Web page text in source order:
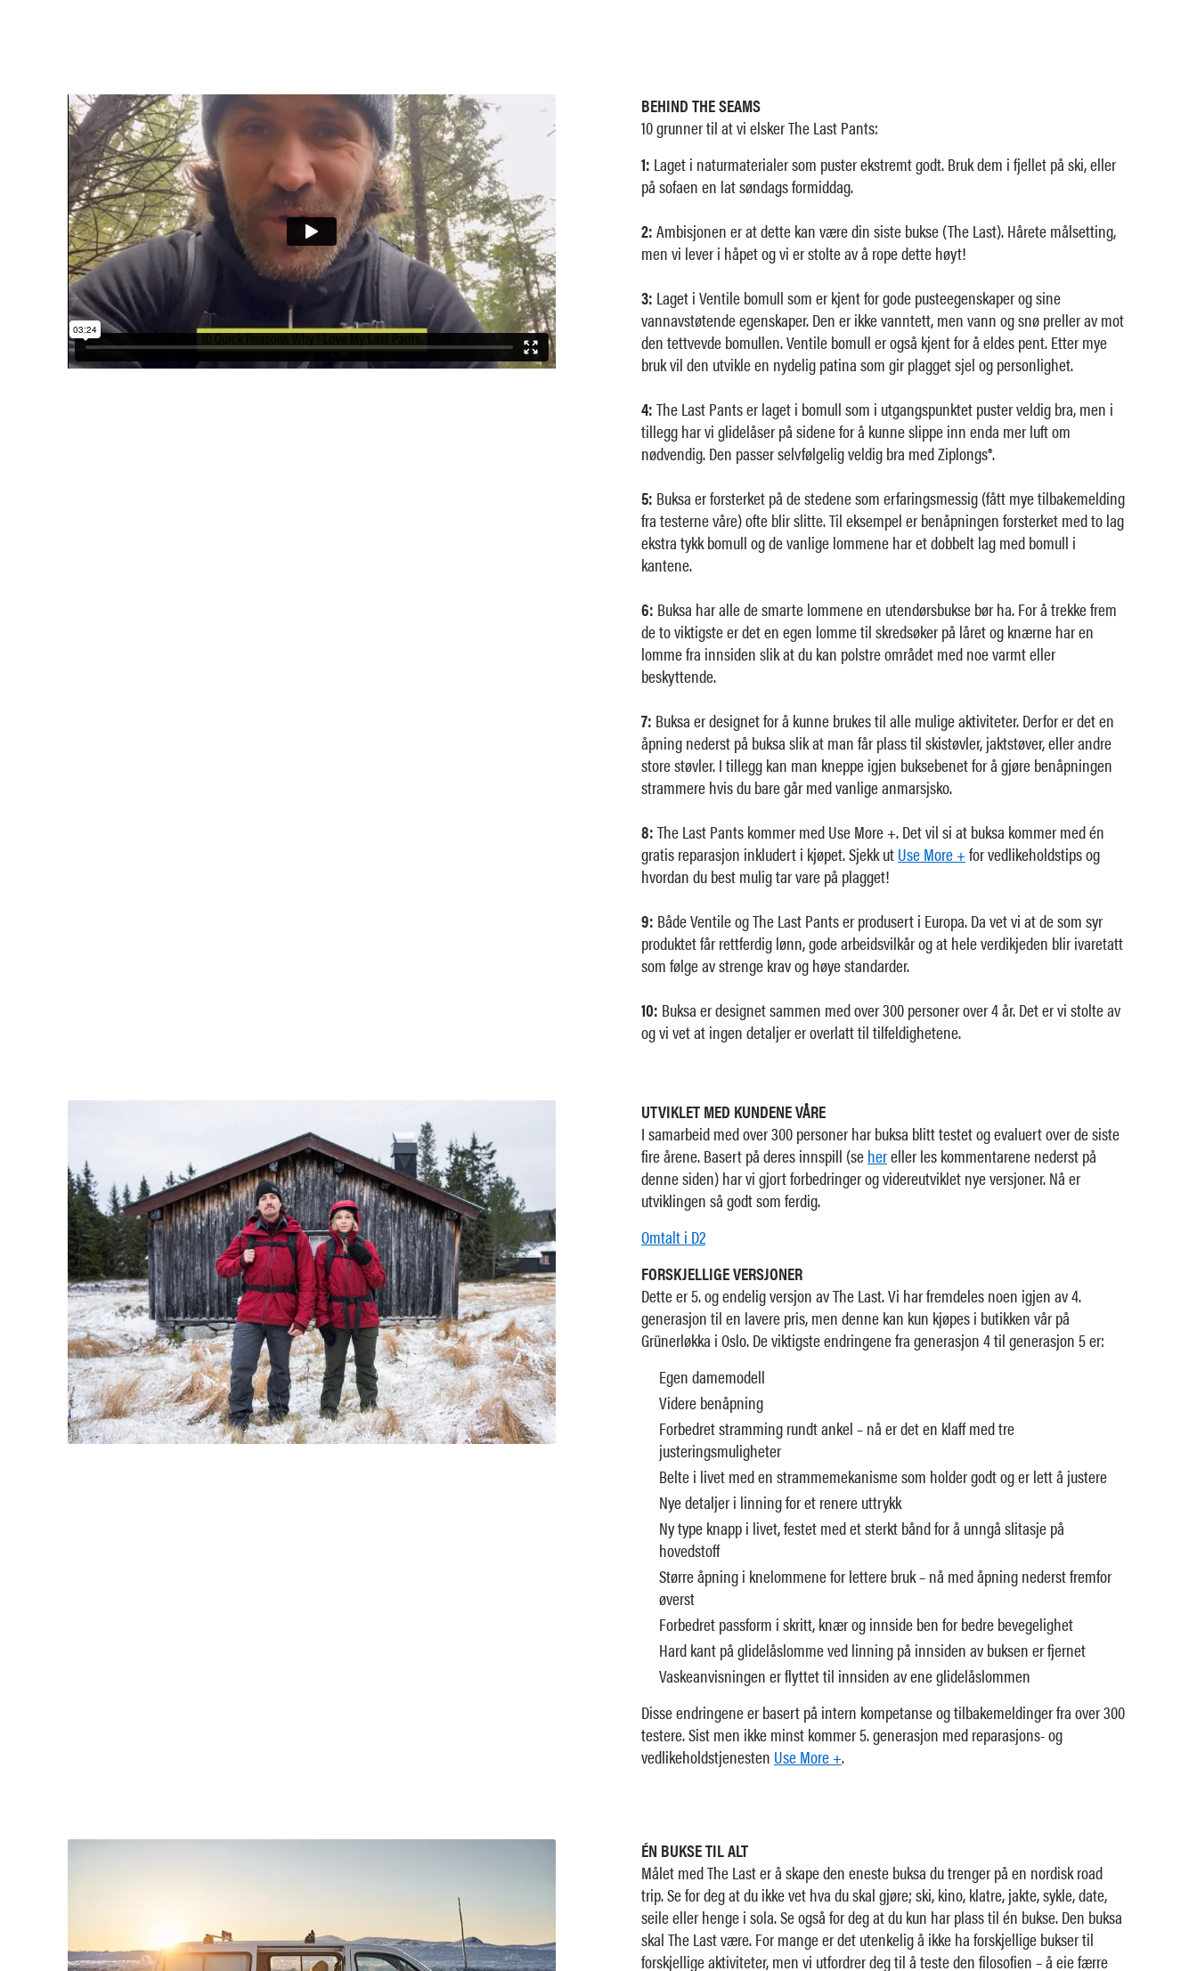
BEHIND THE SEAMS
10 grunner til at vi elsker The Last Pants:
1: Laget i naturmaterialer som puster ekstremt godt. Bruk dem i fjellet på ski, eller
på sofaen en lat søndags formiddag.
2:Ambisjonen er at dette kan være din siste bukse (The Last). Hårete målsetting,
men vi lever i håpet og vi er stolte av å rope dette høyt!
3: Laget i Ventile bomull som er kjent for gode pusteegenskaper og sine
vannavstøtende egenskaper. Den er ikke vanntett, men vann og snø preller av mot
den tettvevde bomullen. Ventile bomull er også kjent for å eldes pent. Etter mye
bruk vil den utvikle en nydelig patina som gir plagget sjel og personlighet.
4:The Last Pants er laget i bomull som i utgangspunktet puster veldig bra, men i
tillegg har vi glidelåser på sidene for å kunne slippe inn enda mer luft om
nødvendig. Den passer selvfølgelig veldig bra med Ziplongs®.
5: Buksa er forsterket på de stedene som erfaringsmessig (fått mye tilbakemelding
fra testerne våre) ofte blir slitte. Til eksempel er benåpningen forsterket med to lag
ekstra tykk bomull og de vanlige lommene har et dobbelt lag med bomull i
kantene.
6: Buksa har alle de smarte lommene en utendørsbukse bør ha. For å trekke frem
de to viktigste er det en egen lomme til skredsøker på låret og knærne har en
lomme fra innsiden slik at du kan polstre området med noe varmt eller
beskyttende.
7: Buksa er designet for å kunne brukes til alle mulige aktiviteter. Derfor er det en
åpning nederst på buksa slik at man får plass til skistøvler, jaktstøver, eller andre
store støvler. I tillegg kan man kneppe igjen buksebenet for å gjøre benåpningen
strammere hvis du bare går med vanlige anmarsjsko.
8:The Last Pants kommer med Use More +. Det vil si at buksa kommer med én
gratis reparasjon inkludert i kjøpet. Sjekk utUse More +for vedlikeholdstips og
hvordan du best mulig tar vare på plagget!
9: Både Ventile og The Last Pants er produsert i Europa. Da vet vi at de som syr
produktet får rettferdig lønn, gode arbeidsvilkår og at hele verdikjeden blir ivaretatt
som følge av strenge krav og høye standarder.
10: Buksa er designet sammen med over 300 personer over 4 år. Det er vi stolte av
og vi vet at ingen detaljer er overlatt til tilfeldighetene.
UTVIKLET MED KUNDENE VÅRE
I samarbeid med over 300 personer har buksa blitt testet og evaluert over de siste
fire årene. Basert på deres innspill (sehereller les kommentarene nederst på
denne siden) har vi gjort forbedringer og videreutviklet nye versjoner. Nå er
utviklingen så godt som ferdig.
Omtalt i D2
FORSKJELLIGE VERSJONER
Dette er 5. og endelig versjon av The Last. Vi har fremdeles noen igjen av 4.
generasjon til en lavere pris, men denne kan kun kjøpes i butikken vår på
Grünerløkka i Oslo. De viktigste endringene fra generasjon 4 til generasjon 5 er:
Egen damemodell
Videre benåpning
Forbedret stramming rundt ankel – nå er det en klaff med tre
justeringsmuligheter
Belte i livet med en strammemekanisme som holder godt og er lett å justere
Nye detaljer i linning for et renere uttrykk
Ny type knapp i livet, festet med et sterkt bånd for å unngå slitasje på
hovedstoff
Større åpning i knelommene for lettere bruk – nå med åpning nederst fremfor
øverst
Forbedret passform i skritt, knær og innside ben for bedre bevegelighet
Hard kant på glidelåslomme ved linning på innsiden av buksen er fjernet
Vaskeanvisningen er flyttet til innsiden av ene glidelåslommen
Disse endringene er basert på intern kompetanse og tilbakemeldinger fra over 300
testere. Sist men ikke minst kommer 5. generasjon med reparasjons- og
vedlikeholdstjenesten Use More +.
ÉN BUKSE TIL ALT
Målet med The Last er å skape den eneste buksa du trenger på en nordisk road
trip. Se for deg at du ikke vet hva du skal gjøre; ski, kino, klatre, jakte, sykle, date,
seile eller henge i sola. Se også for deg at du kun har plass til én bukse. Den buksa
skal The Last være. For mange er det utenkelig å ikke ha forskjellige bukser til
forskjellige aktiviteter, men vi utfordrer deg til å teste den filosofien – å eie færre